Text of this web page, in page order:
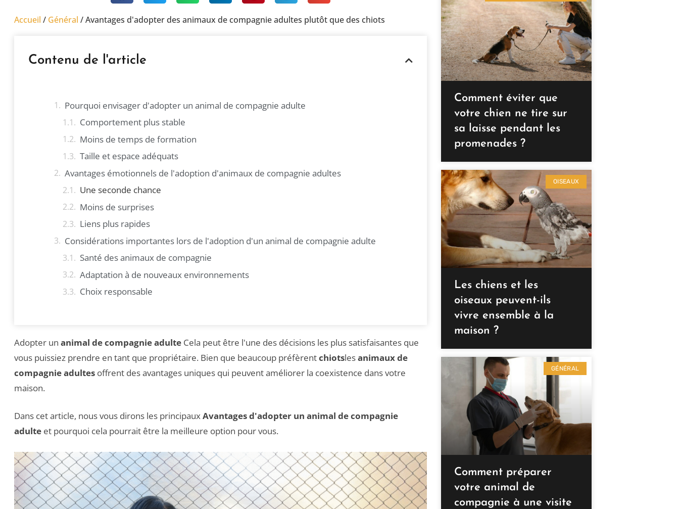
Accueil / Général /Avantages d'adopter des animaux de compagnie adultes plutôt que des chiots
Contenu de l'article
Pourquoi envisager d'adopter un animal de compagnie adulte
Comportement plus stable
Moins de temps de formation
Taille et espace adéquats
Avantages émotionnels de l'adoption d'animaux de compagnie adultes
Une seconde chance
Moins de surprises
Liens plus rapides
Considérations importantes lors de l'adoption d'un animal de compagnie adulte
Santé des animaux de compagnie
Adaptation à de nouveaux environnements
Choix responsable
Adopter un animal de compagnie adulte Cela peut être l'une des décisions les plus satisfaisantes que
vous puissiez prendre en tant que propriétaire. Bien que beaucoup préfèrentchiotslesanimaux de
compagnie adultes offrent des avantages uniques qui peuvent améliorer la coexistence dans votre
maison.
Dans cet article, nous vous dirons les principauxAvantages d'adopter un animal de compagnie
adulte et pourquoi cela pourrait être la meilleure option pour vous.
Comment éviter que
votre chien ne tire sur
sa laisse pendant les
promenades ?
OISEAUX
Les chiens et les
oiseaux peuvent-ils
vivre ensemble à la
maison ?
GÉNÉRAL
Comment préparer
votre animal de
compagnie à une visite